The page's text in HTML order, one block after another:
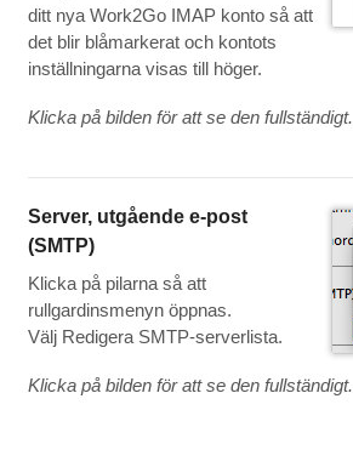
ditt nya Work2Go IMAP konto så att
det blir blåmarkerat och kontots
inställningarna visas till höger.
Klicka på bilden för att se den fullständigt.
Server, utgående e-post
(SMTP)
Klicka på pilarna så att
rullgardinsmenyn öppnas.
Välj Redigera SMTP-serverlista.
Klicka på bilden för att se den fullständigt.